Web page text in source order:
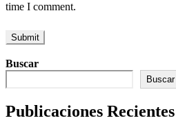
time I comment.
Buscar
Buscar
Publicaciones Recientes